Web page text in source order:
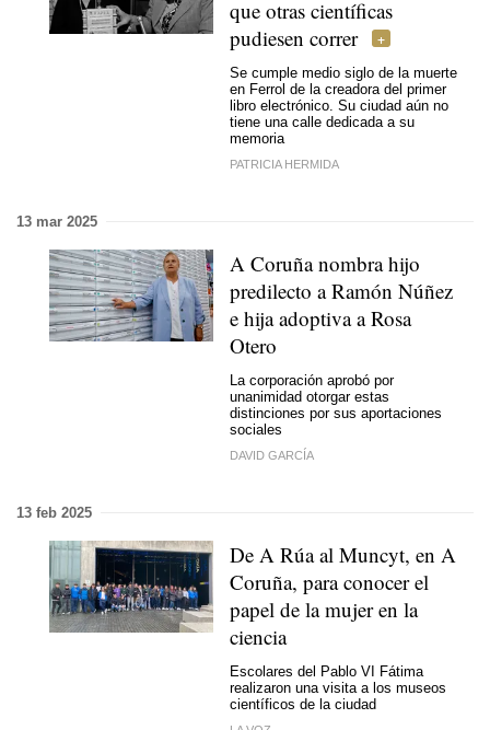
que otras científicas
pudiesen correr
Se cumple medio siglo de la muerte
en Ferrol de la creadora del primer
libro electrónico. Su ciudad aún no
tiene una calle dedicada a su
memoria
PATRICIA HERMIDA
13 mar 2025
A Coruña nombra hijo
predilecto a Ramón Núñez
e hija adoptiva a Rosa
Otero
La corporación aprobó por
unanimidad otorgar estas
distinciones por sus aportaciones
sociales
DAVID GARCÍA
13 feb 2025
De A Rúa al Muncyt, en A
Coruña, para conocer el
papel de la mujer en la
ciencia
Escolares del Pablo VI Fátima
realizaron una visita a los museos
científicos de la ciudad